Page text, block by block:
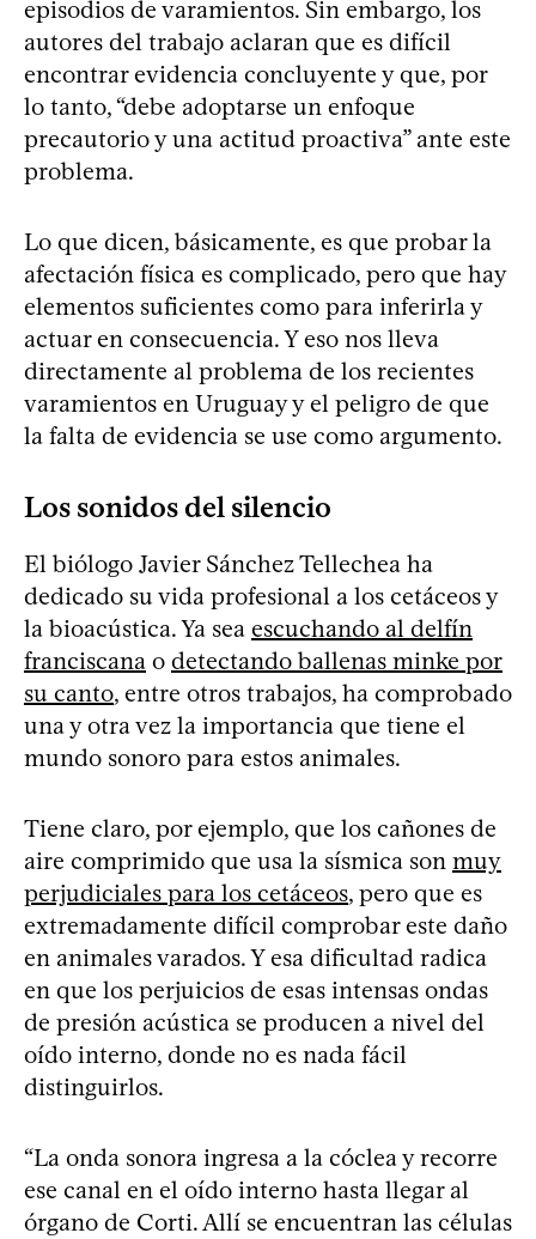
episodios de varamientos. Sin embargo, los
autores del trabajo aclaran que es difícil
encontrar evidencia concluyente y que, por
lo tanto, “debe adoptarse un enfoque
precautorio y una actitud proactiva” ante este
problema.
Lo que dicen, básicamente, es que probar la
afectación física es complicado, pero que hay
elementos suficientes como para inferirla y
actuar en consecuencia. Y eso nos lleva
directamente al problema de los recientes
varamientos en Uruguay y el peligro de que
la falta de evidencia se use como argumento.
Los sonidos del silencio
El biólogo Javier Sánchez Tellechea ha
dedicado su vida profesional a los cetáceos y
la bioacústica. Ya sea escuchando al delfín
franciscana o detectando ballenas minke por
su canto, entre otros trabajos, ha comprobado
una y otra vez la importancia que tiene el
mundo sonoro para estos animales.
Tiene claro, por ejemplo, que los cañones de
aire comprimido que usa la sísmica son muy
perjudiciales para los cetáceos, pero que es
extremadamente difícil comprobar este daño
en animales varados. Y esa dificultad radica
en que los perjuicios de esas intensas ondas
de presión acústica se producen a nivel del
oído interno, donde no es nada fácil
distinguirlos.
“La onda sonora ingresa a la cóclea y recorre
ese canal en el oído interno hasta llegar al
órgano de Corti. Allí se encuentran las células